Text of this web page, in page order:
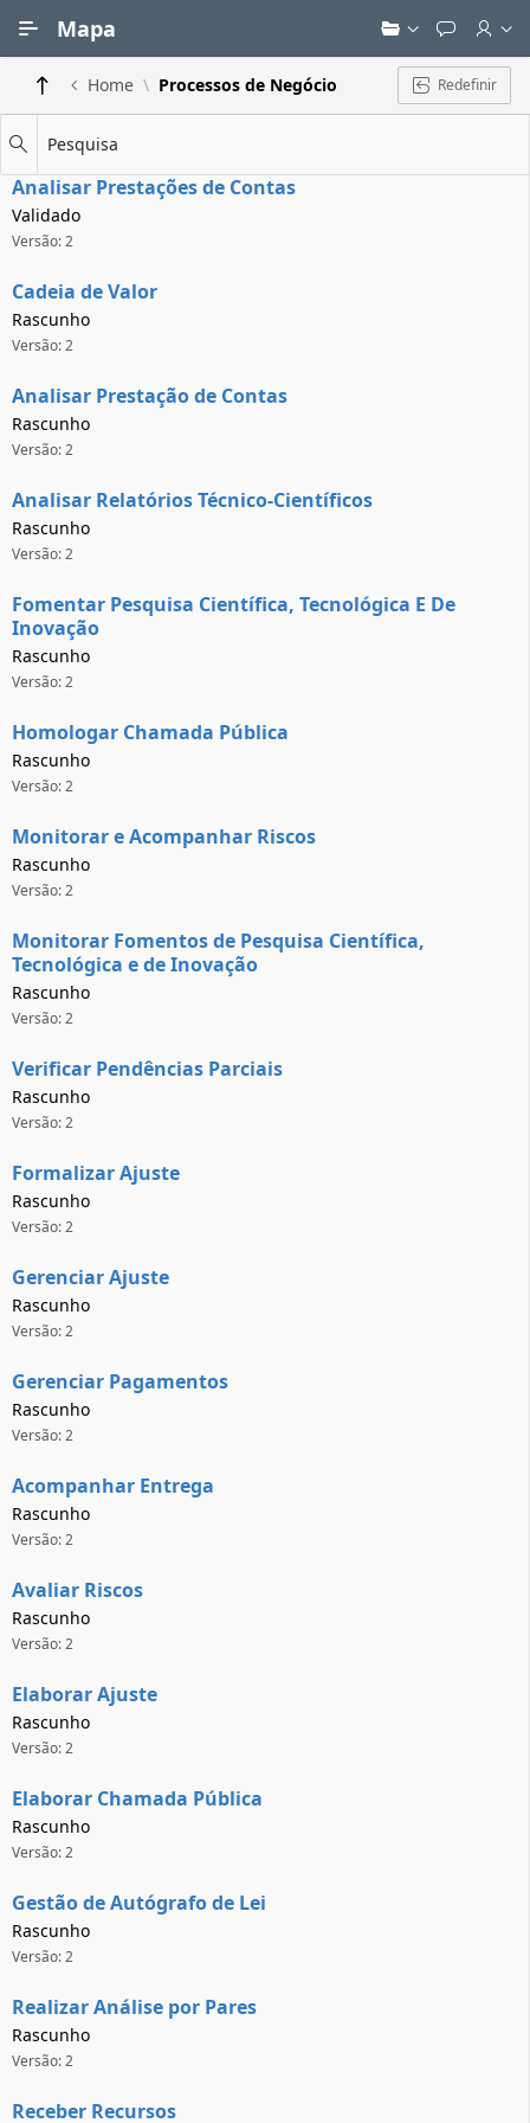
Mapa
Home Processos de Negócio Redefinir
Pesquisa
Analisar Prestações de Contas
Validado
Versão: 2
Cadeia de Valor
Rascunho
Versão: 2
Analisar Prestação de Contas
Rascunho
Versão: 2
Analisar Relatórios Técnico-Científicos
Rascunho
Versão: 2
Fomentar Pesquisa Científica, Tecnológica E De
Inovação
Rascunho
Versão: 2
Homologar Chamada Pública
Rascunho
Versão: 2
Monitorar e Acompanhar Riscos
Rascunho
Versão: 2
Monitorar Fomentos de Pesquisa Científica,
Tecnológica e de Inovação
Rascunho
Versão: 2
Verificar Pendências Parciais
Rascunho
Versão: 2
Formalizar Ajuste
Rascunho
Versão: 2
Gerenciar Ajuste
Rascunho
Versão: 2
Gerenciar Pagamentos
Rascunho
Versão: 2
Acompanhar Entrega
Rascunho
Versão: 2
Avaliar Riscos
Rascunho
Versão: 2
Elaborar Ajuste
Rascunho
Versão: 2
Elaborar Chamada Pública
Rascunho
Versão: 2
Gestão de Autógrafo de Lei
Rascunho
Versão: 2
Realizar Análise por Pares
Rascunho
Versão: 2
Receber Recursos